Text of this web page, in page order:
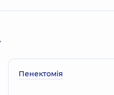
Пенектомія